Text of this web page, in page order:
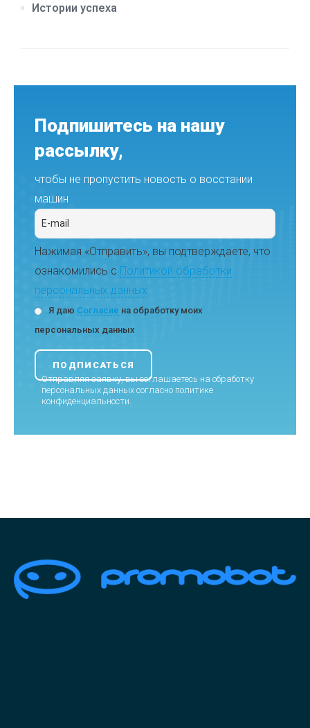
Истории успеха
Подпишитесь на нашу
рассылку,
чтобы не пропустить новость о восстании
машин
Нажимая «Отправить», вы подтверждаете, что
ознакомились с Политикой обработки
персональных данных
Я даю Согласие на обработку моих
персональных данных
Отправляя заявку, вы соглашаетесь на обработку
персональных данных согласно политике
конфиденциальности.